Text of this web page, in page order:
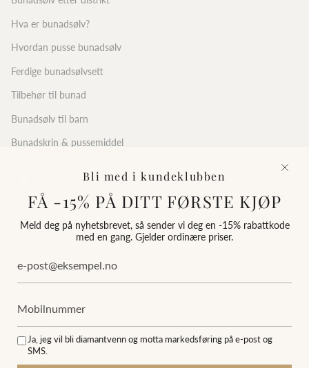
Bli med i kundeklubben
FÅ -15% PÅ DITT FØRSTE KJØP
Meld deg på nyhetsbrevet, så sender vi deg en -15% rabattkode
med en gang. Gjelder ordinære priser.
Ja, jeg vil bli diamantvenn og motta markedsføring på e-post og
SMS.
Hva er bunadsølv?
Hvordan pusse bunadsølv
Ferdige bunadsølvsett
Tilbehør til bunad
Bunadsølv til barn
Bunadskrin & pussemiddel
KLOKKER
Alle klokker
Herreklokker
Seiko
Orient